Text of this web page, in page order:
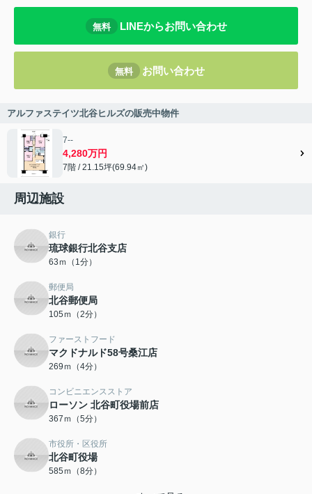
無料 LINEからお問い合わせ
無料 お問い合わせ
アルファステイツ北谷ヒルズの販売中物件
7--
4,280万円
7階 / 21.15坪(69.94㎡)
周辺施設
銀行
琉球銀行北谷支店
63ｍ（1分）
郵便局
北谷郵便局
105ｍ（2分）
ファーストフード
マクドナルド58号桑江店
269ｍ（4分）
コンビニエンスストア
ローソン 北谷町役場前店
367ｍ（5分）
市役所・区役所
北谷町役場
585ｍ（8分）